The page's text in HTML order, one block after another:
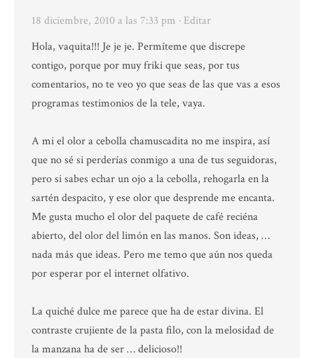
18 diciembre, 2010 a las 7:33 pm · Editar
Hola, vaquita!!! Je je je. Permíteme que discrepe
contigo, porque por muy friki que seas, por tus
comentarios, no te veo yo que seas de las que vas a esos
programas testimonios de la tele, vaya.
A mi el olor a cebolla chamuscadita no me inspira, así
que no sé si perderías conmigo a una de tus seguidoras,
pero si sabes echar un ojo a la cebolla, rehogarla en la
sartén despacito, y ese olor que desprende me encanta.
Me gusta mucho el olor del paquete de café reciéna
abierto, del olor del limón en las manos. Son ideas, …
nada más que ideas. Pero me temo que aún nos queda
por esperar por el internet olfativo.
La quiché dulce me parece que ha de estar divina. El
contraste crujiente de la pasta filo, con la melosidad de
la manzana ha de ser … delicioso!!